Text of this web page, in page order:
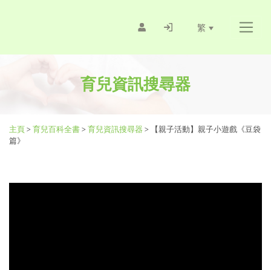
繁
育兒資訊搜尋器
主頁> 育兒百科全書> 育兒資訊搜尋器 >
【親子活動】親子小遊戲《豆袋
篇》